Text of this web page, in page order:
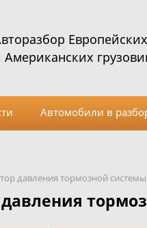
давления тормозной системы
давления
Европейских
Американских
Автомобили в